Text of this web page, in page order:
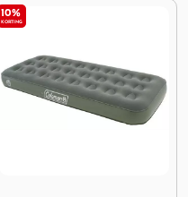
10%
KORTING